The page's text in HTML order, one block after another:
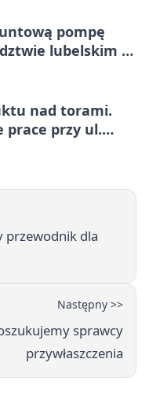
pompę
lubelskim -
nad torami.
prace przy ul.
przewodnik dla
Następny >>
sprawcy
przywłaszczenia